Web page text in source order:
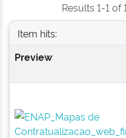
Results 1-1 of
Item hits:
Preview